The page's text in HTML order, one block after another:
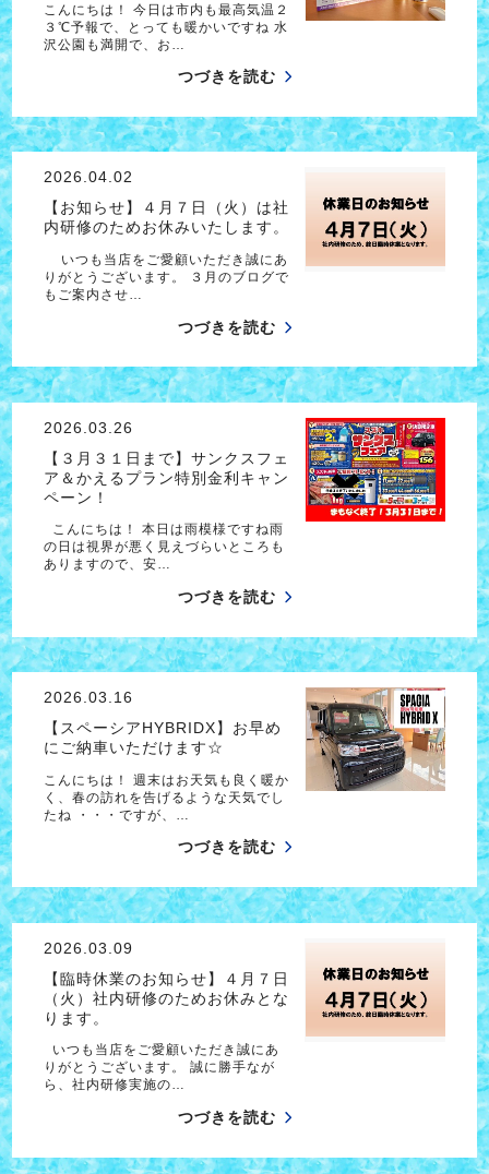
こんにちは！ 今日は市内も最高気温２
３℃予報で、とっても暖かいですね 水
沢公園も満開で、お…
つづきを読む
2026.04.02
【お知らせ】４月７日（火）は社
内研修のためお休みいたします。
いつも当店をご愛顧いただき誠にあ
りがとうございます。 ３月のブログで
もご案内させ…
つづきを読む
2026.03.26
【３月３１日まで】サンクスフェ
ア＆かえるプラン特別金利キャン
ペーン！
こんにちは！ 本日は雨模様ですね雨
の日は視界が悪く見えづらいところも
ありますので、安…
つづきを読む
2026.03.16
【スペーシアHYBRIDX】お早め
にご納車いただけます☆
こんにちは！ 週末はお天気も良く暖か
く、春の訪れを告げるような天気でし
たね ・・・ですが、…
つづきを読む
2026.03.09
【臨時休業のお知らせ】４月７日
（火）社内研修のためお休みとな
ります。
いつも当店をご愛顧いただき誠にあ
りがとうございます。 誠に勝手なが
ら、社内研修実施の…
つづきを読む